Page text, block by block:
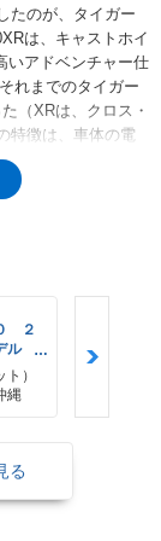
たのが、タイガー
は、キャストホイ
いアドベンチャー仕
れまでのタイガー
（XRは、クロス・
特徴は、車体の電
信号で伝達するラ
た。また、クルー
、タイガー
が上級グレード
ー液晶のディスプ
これまで通りグリ
た。なお、800ccの
のA2ライセンス
デルが70kW以下で
２
デル
ト
ッ
ン
）
縄
る